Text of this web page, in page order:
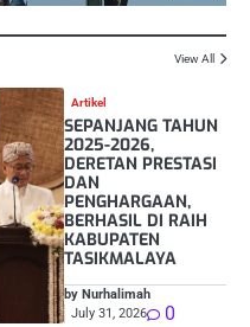
View All
Artikel
SEPANJANG TAHUN
2025-2026,
DERETAN PRESTASI
DAN
PENGHARGAAN,
BERHASIL DI RAIH
KABUPATEN
TASIKMALAYA
by Nurhalimah
July 31, 2026
0